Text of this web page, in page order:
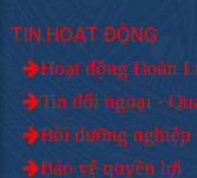
TIN HOẠT ĐỘNG
Hoạt động Đoàn
Tin đối ngoại -
Bồi dưỡng nghiệp
Bảo vệ quyền lợi